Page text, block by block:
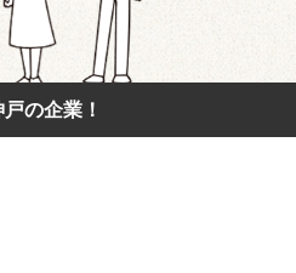
中の方
の企業！